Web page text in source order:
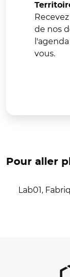
de nos
vous.
Pour aller
Lab01,